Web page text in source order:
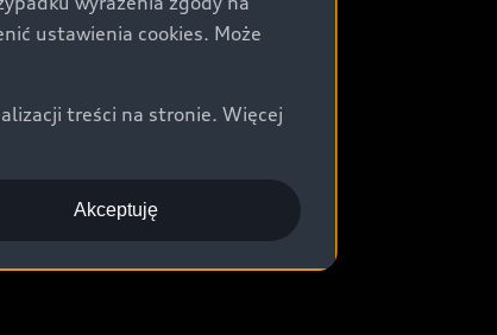
ustawienia cookies. Może
treści na stronie. Więcej
Akceptuję